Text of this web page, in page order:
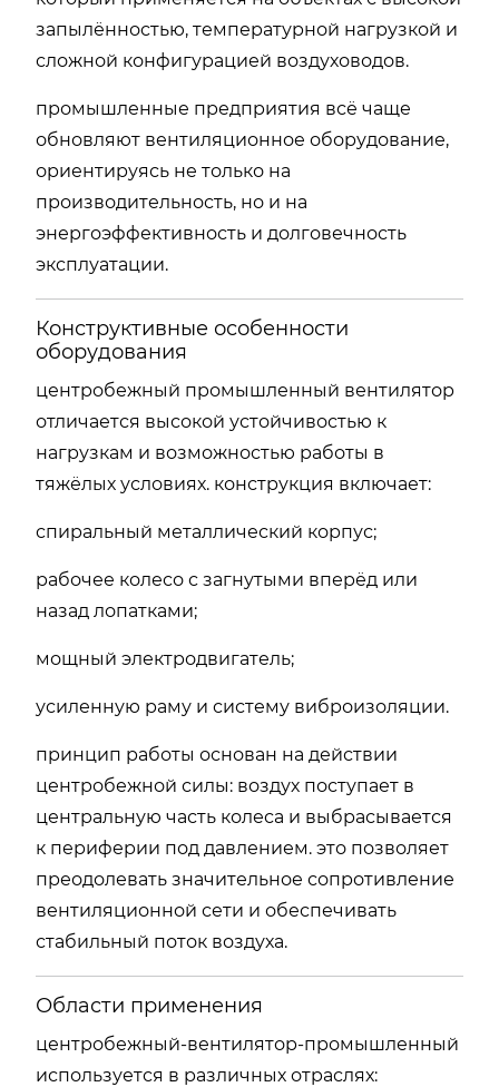
запылённостью, температурной нагрузкой и
сложной конфигурацией воздуховодов.
промышленные предприятия всё чаще
обновляют вентиляционное оборудование,
ориентируясь не только на
производительность, но и на
энергоэффективность и долговечность
эксплуатации.
Конструктивные особенности
оборудования
центробежный промышленный вентилятор
отличается высокой устойчивостью к
нагрузкам и возможностью работы в
тяжёлых условиях. конструкция включает:
спиральный металлический корпус;
рабочее колесо с загнутыми вперёд или
назад лопатками;
мощный электродвигатель;
усиленную раму и систему виброизоляции.
принцип работы основан на действии
центробежной силы: воздух поступает в
центральную часть колеса и выбрасывается
к периферии под давлением. это позволяет
преодолевать значительное сопротивление
вентиляционной сети и обеспечивать
стабильный поток воздуха.
Области применения
центробежный-вентилятор-промышленный
используется в различных отраслях: